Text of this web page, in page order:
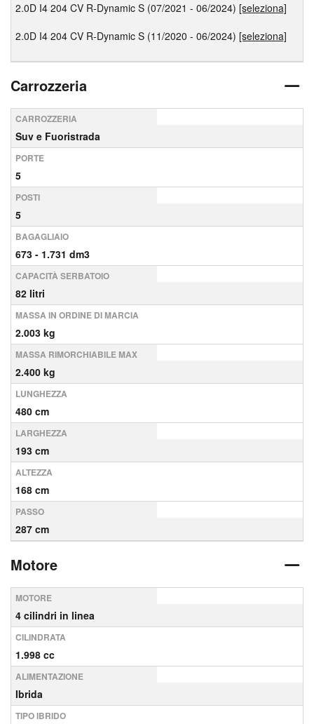
2.0D I4 204 CV R-Dynamic S (07/2021 - 06/2024) [seleziona]
2.0D I4 204 CV R-Dynamic S (11/2020 - 06/2024) [seleziona]
Carrozzeria
CARROZZERIA
Suv e Fuoristrada
PORTE
5
POSTI
5
BAGAGLIAIO
673 - 1.731 dm3
CAPACITÀ SERBATOIO
82 litri
MASSA IN ORDINE DI MARCIA
2.003 kg
MASSA RIMORCHIABILE MAX
2.400 kg
LUNGHEZZA
480 cm
LARGHEZZA
193 cm
ALTEZZA
168 cm
PASSO
287 cm
Motore
MOTORE
4 cilindri in linea
CILINDRATA
1.998 cc
ALIMENTAZIONE
Ibrida
TIPO IBRIDO